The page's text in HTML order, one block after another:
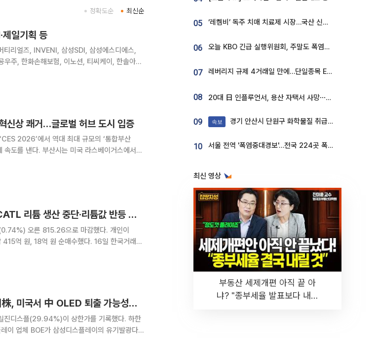
최신순
정확도순
제일기획 등
리얼즈, INVENI, 삼성SDI, 삼성에스디에스,
주, 한화손해보험, 이노션, 티씨케이, 한솔아이
상 쾌거…글로벌 허브 도시 입증
2026’에서 역대 최대 규모의 ‘통합부산
라스베이거스에서
고 6일
[베스트&워스트] 하이드로리튬, 中 CATL 리튬 생산 중단·리튬값 반등 기대에 34%↑
오른 815.26으로 마감했다. 개인이
억 원 순매수했다. 16일 한국거래소
[급등락주 짚어보기] 국내 디스플레이株, 미국서 中 OLED 퇴출 가능성에 上
진디스플(29.94%)이 상한가를 기록했다. 하한
05 ‘레켐비’ 독주 치매 치료제 시장…국산 신약 등장하나
06 오늘 KBO 긴급 실행위원회, 주말도 폭염취소 될까
07 레버리지 규제 4거래일 만에…단일종목 ETF 거래대금 '13분의 1' 급감
08 20대 日 인플루언서, 용산 자택서 사망⋯SNS 라방 중 숨져
09 속보 경기 안산시 단원구 화학물질 취급 공장서 연기 발생
10 서울 전역 '폭염중대경보'…전국 224곳 폭염특보
최신 영상
부동산 세제개편 아직 끝 아
냐? "종부세율 발표보다 내릴